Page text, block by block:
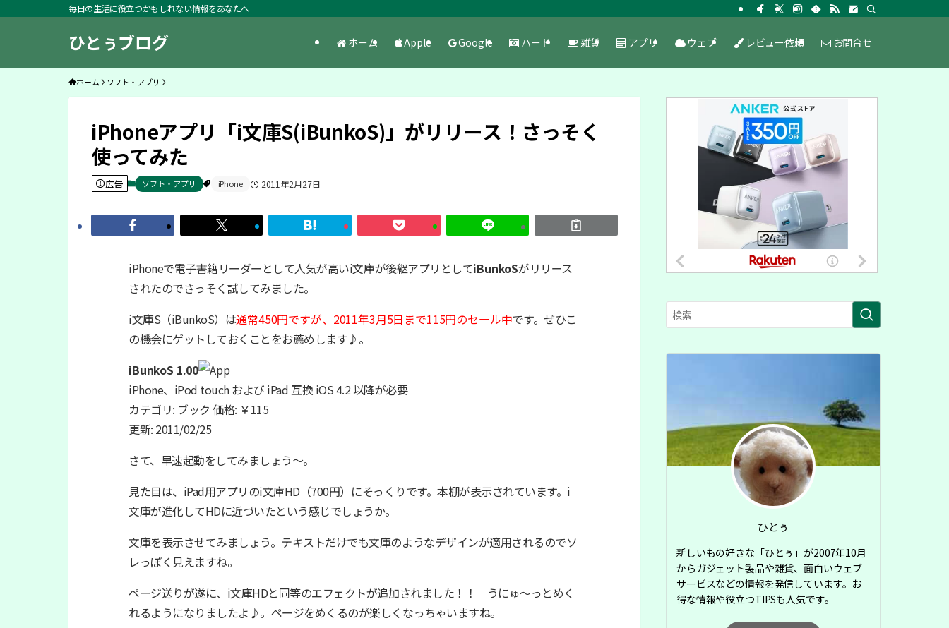
毎日の生活に役立つかもしれない情報をあなたへ
ひとぅブログ ホーム Apple Google ハード 雑貨 アプリ ウェブ レビュー依頼 お問合せ
ホーム ソフト・アプリ
iPhoneアプリ「i文庫S(iBunkoS)」がリリース！さっそく
使ってみた
広告 ソフト・アプリ iPhone 2011年2月27日
iPhoneで電子書籍リーダーとして人気が高いi文庫が後継アプリとしてiBunkoSがリリース
されたのでさっそく試してみました。
i文庫S（iBunkoS）は通常450円ですが、2011年3月5日まで115円のセール中です。ぜひこ
の機会にゲットしておくことをお薦めします♪。
iBunkoS 1.00
iPhone、iPod touch および iPad 互換 iOS 4.2 以降が必要
カテゴリ: ブック 価格: ￥115
更新: 2011/02/25
さて、早速起動をしてみましょう〜。
見た目は、iPad用アプリのi文庫HD（700円）にそっくりです。本棚が表示されています。i
文庫が進化してHDに近づいたという感じでしょうか。
文庫を表示させてみましょう。テキストだけでも文庫のようなデザインが適用されるのでソ
レっぽく見えますね。
ページ送りが遂に、i文庫HDと同等のエフェクトが追加されました！！ うにゅ〜っとめく
れるようになりましたよ♪。ページをめくるのが楽しくなっちゃいますね。
ひとぅ
新しいもの好きな「ひとぅ」が2007年10月
からガジェット製品や雑貨、面白いウェブ
サービスなどの情報を発信しています。お
得な情報や役立つTIPSも人気です。